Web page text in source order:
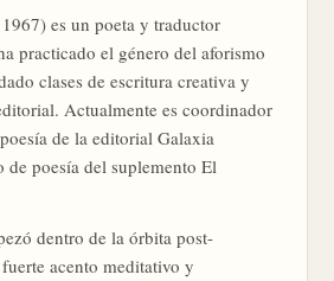
es un poeta y traductor
practicado el género del aforismo
clases de escritura creativa y
Actualmente es coordinador
de la editorial Galaxia
poesía del suplemento El
dentro de la órbita post-
acento meditativo y